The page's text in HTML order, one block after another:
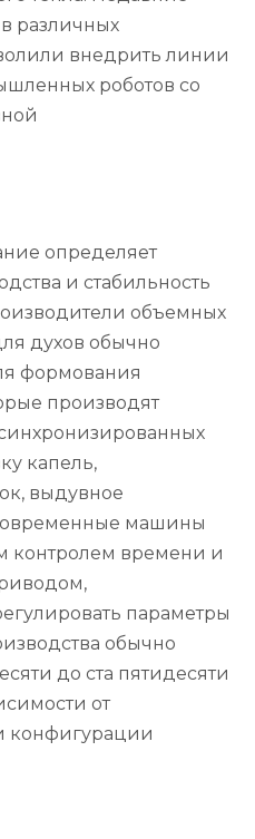
различных
внедрить линии
роботов со
определяет
и стабильность
объемных
духов обычно
формования
производят
капель,
выдувное
машины
контролем времени и
параметры
обычно
до ста пятидесяти
от
конфигурации